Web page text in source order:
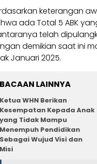
keterangan
ada Total 5 ABK
telah
demikian saat ini
Januari 2025.
BACAAN LAINNYA
Ketua WHN Berikan
Kesempatan Kepada Anak
yang Tidak Mampu
Menempuh Pendidikan
Sebagai Wujud Visi dan
Misi